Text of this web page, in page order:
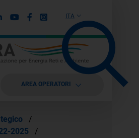
ITA
LinkedinYoutubeFacebook
Instagram
AREA OPERATORI
/
2025
/